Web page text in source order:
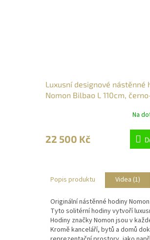
Luxusní designové nástěnné
Nomon Bilbao L 110cm,
Na
22 500 Kč
Popis produktu Videa (1)
Originální nástěnné hodiny
Tyto solitérní hodiny vytvoří
Hodiny značky Nomon jsou v
Kromě kanceláří, bytů a domů